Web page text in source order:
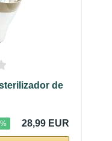
de
28,99 EUR